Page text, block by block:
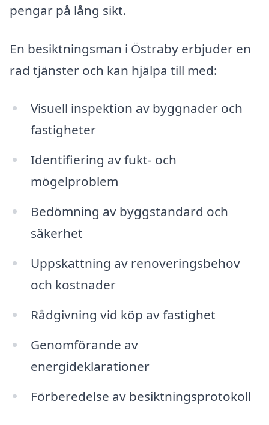
pengar på lång sikt.
En besiktningsman i Östraby erbjuder en
rad tjänster och kan hjälpa till med:
Visuell inspektion av byggnader och
fastigheter
Identifiering av fukt- och
mögelproblem
Bedömning av byggstandard och
säkerhet
Uppskattning av renoveringsbehov
och kostnader
Rådgivning vid köp av fastighet
Genomförande av
energideklarationer
Förberedelse av besiktningsprotokoll